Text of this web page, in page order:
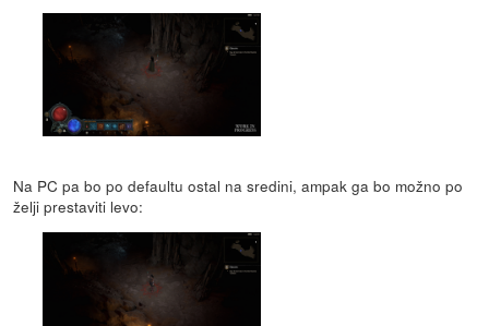
Na PC pa bo po defaultu ostal na sredini, ampak ga bo možno po
želji prestaviti levo: